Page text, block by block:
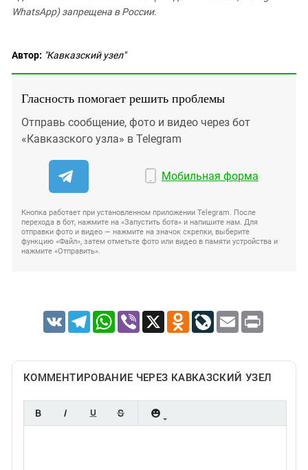
WhatsApp) запрещена в России.
Автор: "Кавказский узел"
Гласность помогает решить проблемы
Отправь сообщение, фото и видео через бот
«Кавказского узла» в Telegram
Мобильная форма
Кнопка работает при установленном приложении Telegram. После
перехода в бот, нажмите на «Запустить бота» и напишите нам. Для
отправки фото и видео — нажмите на значок скрепки, выберите
функцию «Файл», затем отметьте фото или видео в памяти устройства и
нажмите «Отправить».
VK TelegramWhatsApp
Viber X Odnoklassniki
LiveJournal
Email Print
КОММЕНТИРОВАНИЕ ЧЕРЕЗ КАВКАЗСКИЙ УЗЕЛ